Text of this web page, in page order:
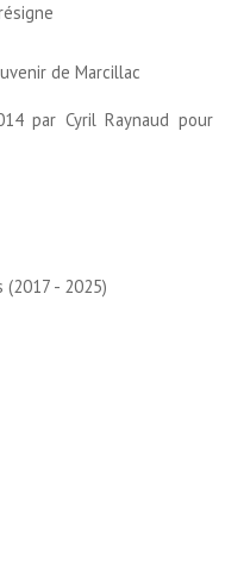
de Marcillac
par Cyril Raynaud pour
(2017 - 2025)